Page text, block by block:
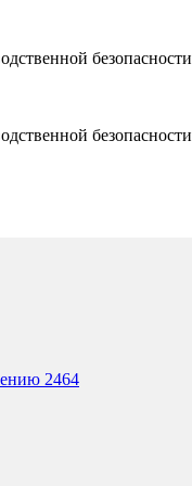
безопасности
безопасности
2464